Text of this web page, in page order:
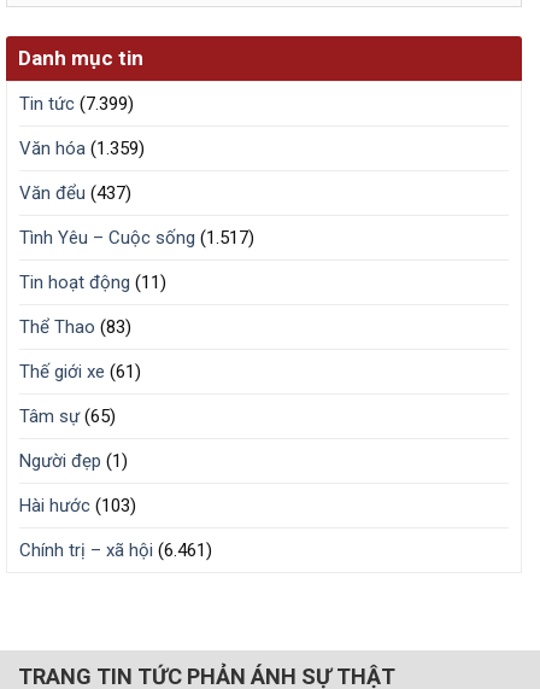
Danh mục tin
Tin tức (7.399)
Văn hóa (1.359)
Văn đểu (437)
Tình Yêu – Cuộc sống (1.517)
Tin hoạt động (11)
Thể Thao (83)
Thế giới xe (61)
Tâm sự(65)
Người đẹp (1)
Hài hước (103)
Chính trị – xã hội (6.461)
TRANG TIN TỨC PHẢN ÁNH SỰ THẬT